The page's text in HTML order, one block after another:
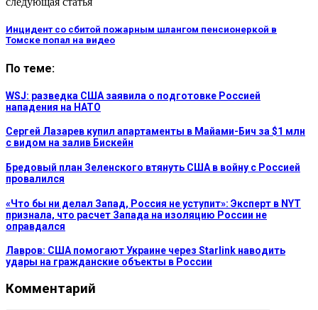
Инцидент со сбитой пожарным шлангом пенсионеркой в
Томске попал на видео
По теме:
WSJ: разведка США заявила о подготовке Россией
нападения на НАТО
Сергей Лазарев купил апартаменты в Майами-Бич за $1 млн
с видом на залив Бискейн
Бредовый план Зеленского втянуть США в войну с Россией
провалился
«Что бы ни делал Запад, Россия не уступит»: Эксперт в NYT
признала, что расчет Запада на изоляцию России не
оправдался
Лавров: США помогают Украине через Starlink наводить
удары на гражданские объекты в России
Комментарий